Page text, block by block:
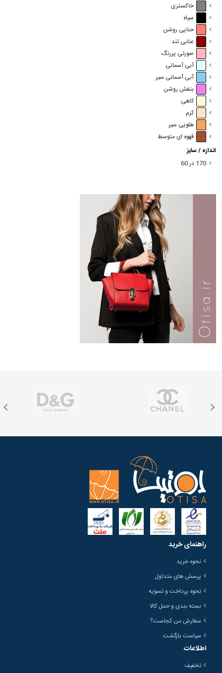
خاکستری
سیاه
حنایی روشن
عنابی تند
صورتی پررنگ
آبی آسمانی
آبی آسمانی سیر
بنفش روشن
کاهی
کرم
هلویی سیر
قهوه ای متوسط
اندازه / سایز
170 در 60
راهنمای خرید
نحوه خرید
پرسش های متداول
نحوه پرداخت و تسویه
بسته بندی و حمل کالا
سفارش من کجاست؟
سیاست بازگشت
اطلاعات
تخفیف